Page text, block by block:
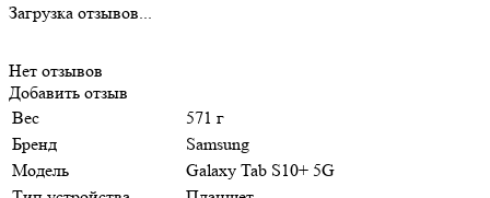
Загрузка отзывов...
Нет отзывов
Добавить отзыв
Вес
571 г
Бренд
Samsung
Модель
Galaxy Tab S10+ 5G